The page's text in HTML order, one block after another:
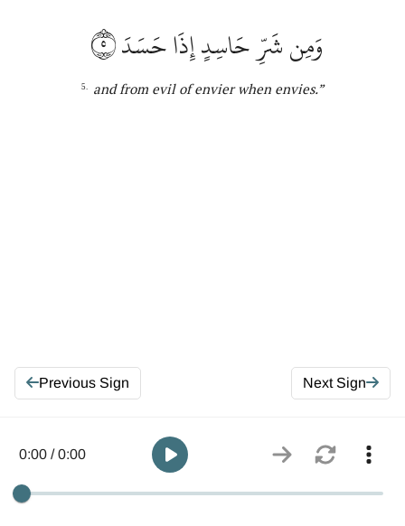
وَمِن شَرِّ حَاسِدٍ إِذَا حَسَدَ٥
5. and from evil of envierwhen envies.”
Previous Sign Next Sign
0:00 / 0:00